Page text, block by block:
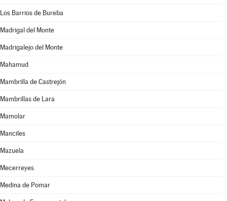
Los Barrios de Bureba
Madrigal del Monte
Madrigalejo del Monte
Mahamud
Mambrilla de Castrejón
Mambrillas de Lara
Mamolar
Manciles
Mazuela
Mecerreyes
Medina de Pomar